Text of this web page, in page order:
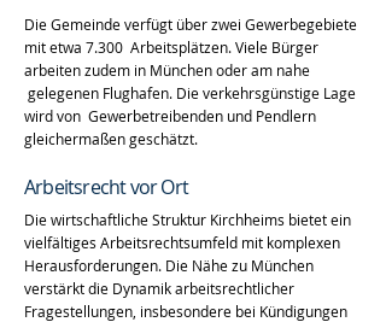
Die Gemeinde verfügt über zwei Gewerbegebiete
mit etwa 7.300 Arbeitsplätzen. Viele Bürger
arbeiten zudem in München oder am nahe
gelegenen Flughafen. Die verkehrsgünstige Lage
wird von Gewerbetreibenden und Pendlern
gleichermaßen geschätzt.
Arbeitsrecht vor Ort
Die wirtschaftliche Struktur Kirchheims bietet ein
vielfältiges Arbeitsrechtsumfeld mit komplexen
Herausforderungen. Die Nähe zu München
verstärkt die Dynamik arbeitsrechtlicher
Fragestellungen, insbesondere bei Kündigungen